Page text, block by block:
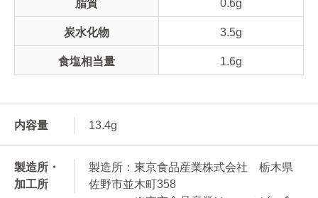
脂質 0.6g
炭水化物 3.5g
食塩相当量 1.6g
内容量 13.4g
製造所・
加工所
製造所：東京食品産業株式会社 栃木県
佐野市並木町358